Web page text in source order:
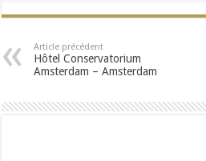
Article précédent
Hôtel Conservatorium
Amsterdam – Amsterdam